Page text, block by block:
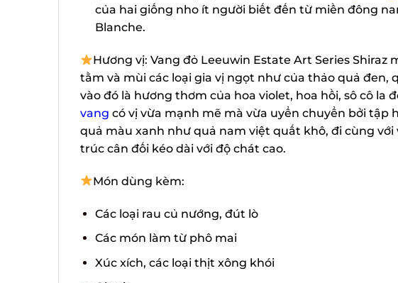
của hai giống nho ít người biết đến từ miền đông
Blanche.
Hương vị: Vang đỏ Leeuwin Estate Art Series Shiraz
tằm và mùi các loại gia vị ngọt như của thảo quả đen,
vào đó là hương thơm của hoa violet, hoa hồi, sô cô la
vangcó vị vừa mạnh mẽ mà vừa uyển chuyển bởi tập
quả màu xanh như quả nam việt quất khô, đi cùng với
trúc cân đối kéo dài với độ chát cao.
Món dùng kèm:
Các loại rau củ nướng, đút lò
Các món làm từ phô mai
Xúc xích, các loại thịt xông khói